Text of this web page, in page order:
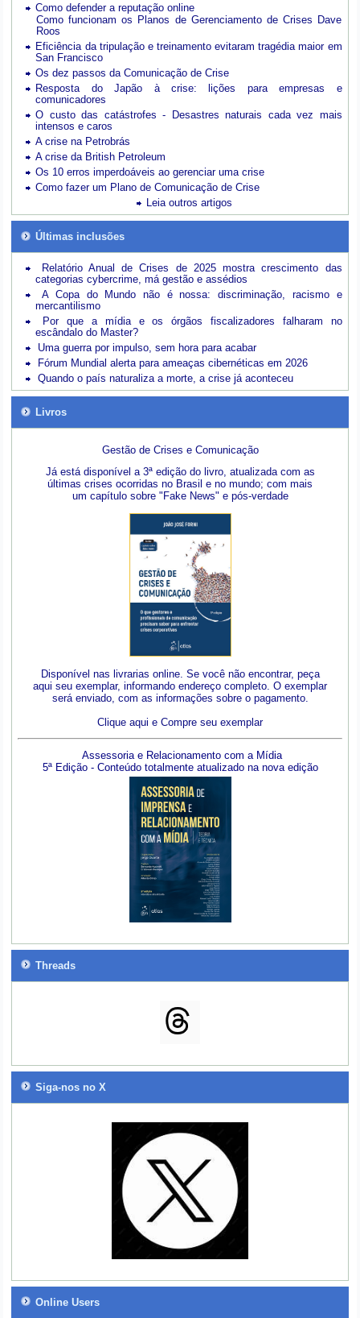
Como defender a reputação online
Como funcionam os Planos de Gerenciamento de Crises Dave
Roos
Eficiência da tripulação e treinamento evitaram tragédia maior em
San Francisco
Os dez passos da Comunicação de Crise
Resposta do Japão à crise: lições para empresas e
comunicadores
O custo das catástrofes -
Desastres naturais cada vez mais
intensos e caros
A crise na Petrobrás
A crise da British Petroleum
Os 10 erros imperdoáveis ao gerenciar uma crise
Como fazer um Plano de Comunicação de Crise
Leia outros artigos
Últimas inclusões
Relatório Anual de Crises de 2025 mostra crescimento das
categorias cybercrime, má gestão e assédios
A Copa do Mundo não é nossa: discriminação, racismo e
mercantilismo
Por que a mídia e os órgãos fiscalizadores falharam no
escândalo do Master?
Uma guerra por impulso, sem hora para acabar
Fórum Mundial alerta para ameaças cibernéticas em 2026
Quando o país naturaliza a morte, a crise já aconteceu
Livros
Gestão de Crises e Comunicação
Já está disponível a 3ª edição do livro, atualizada com as
últimas crises ocorridas no Brasil e no mundo; com mais
um capítulo sobre "Fake News" e pós-verdade
Disponível nas livrarias online. Se você não encontrar, peça
aqui seu exemplar, informando endereço completo. O exemplar
será enviado, com as informações sobre o pagamento.
Clique aqui e Compre seu exemplar
Assessoria e Relacionamento com a Mídia
5ª Edição - Conteúdo totalmente atualizado na nova edição
Threads
Siga-nos no X
Online Users